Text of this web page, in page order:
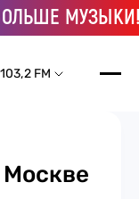
МУЗЫКИ!
FM